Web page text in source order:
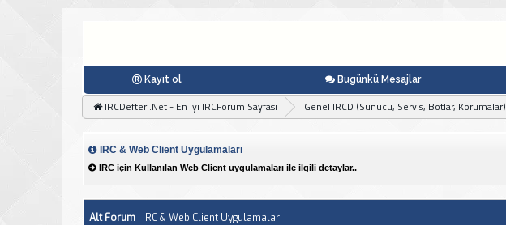
Kayıt ol Bugünkü Mesajlar
IRCDefteri.Net - En İyi IRCForum Sayfasi Genel IRCD (Sunucu, Servis, Botlar, Korumalar)
IRC & Web Client Uygulamaları
IRC için Kullanılan Web Client uygulamaları ile ilgili detaylar..
Alt Forum: IRC & Web Client Uygulamaları